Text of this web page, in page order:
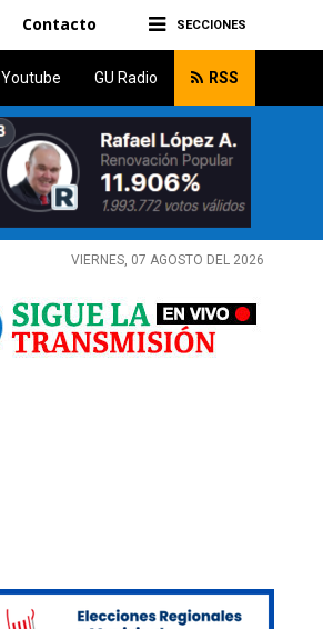
SECCIONES
Contacto
Youtube GU Radio RSS
VIERNES, 07 AGOSTO DEL 2026